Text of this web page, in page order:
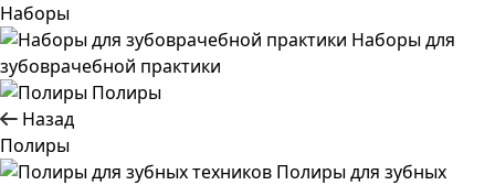
Наборы
Наборы для
зубоврачебной практики
Полиры
Назад
Полиры
Полиры для зубных